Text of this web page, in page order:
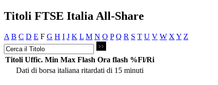
Titoli FTSE Italia All-Share
A B C D E F G H I J K L M N O P Q R S T U V W X Y Z
Titoli Uffic. Min Max Flash Ora flash %Fl/Ri
Dati di borsa italiana ritardati di 15 minuti